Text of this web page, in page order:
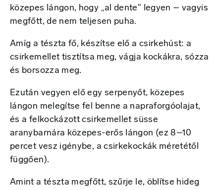
közepes lángon, hogy „al dente" legyen – vagyis
megfőtt, de nem teljesen puha.
Amíg a tészta fő, készítse elő a csirkehúst: a
csirkemellet tisztítsa meg, vágja kockákra, sózza
és borsozza meg.
Ezután vegyen elő egy serpenyőt, közepes
lángon melegítse fel benne a napraforgóolajat,
és a felkockázott csirkemellet süsse
aranybarnára közepes-erős lángon (ez 8–10
percet vesz igénybe, a csirkekockák méretétől
függően).
Amint a tészta megfőtt, szűrje le, öblítse hideg